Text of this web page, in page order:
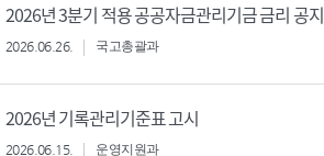
2026년 3분기 적용 공공자금관리기금 금리 공지
2026.06.26. 국고총괄과
2026년 기록관리기준표 고시
2026.06.15. 운영지원과